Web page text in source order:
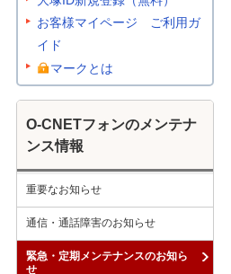
お客様マイページ ご利用ガ
イド
マークとは
O-CNETフォンのメンテナ
ンス情報
重要なお知らせ
通信・通話障害のお知らせ
緊急・定期メンテナンスのお知ら
せ